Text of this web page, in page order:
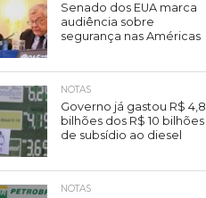
Senado dos EUA marca
audiência sobre
segurança nas Américas
NOTAS
Governo já gastou R$ 4,8
bilhões dos R$ 10 bilhões
de subsídio ao diesel
NOTAS